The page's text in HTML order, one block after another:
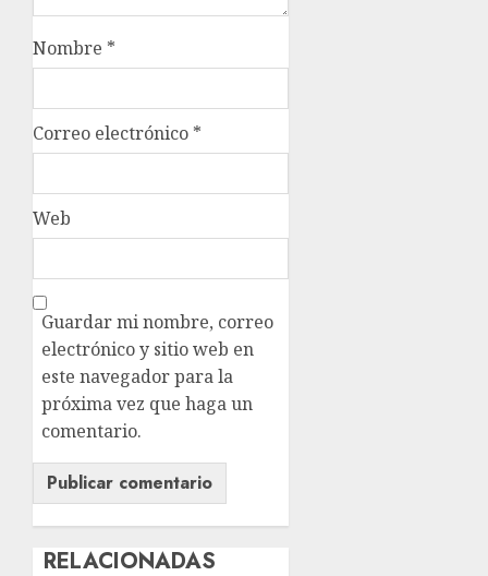
Nombre *
Correo electrónico *
Web
Guardar mi nombre, correo
electrónico y sitio web en
este navegador para la
próxima vez que haga un
comentario.
RELACIONADAS